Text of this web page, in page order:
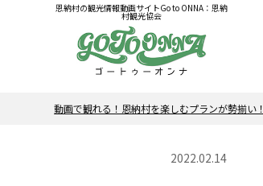
恩納村の観光情報動画サイトGo to ONNA：恩納
村観光協会
動画で観れる！恩納村を楽しむプランが勢揃い！
2022.02.14